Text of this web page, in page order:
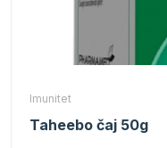
Imunitet
Taheebo čaj 50g